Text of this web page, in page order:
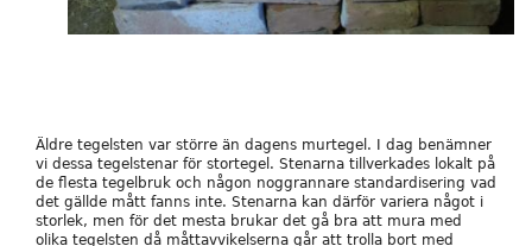
Äldre tegelsten var större än dagens murtegel. I dag benämner
vi dessa tegelstenar för stortegel. Stenarna tillverkades lokalt på
de flesta tegelbruk och någon noggrannare standardisering vad
det gällde mått fanns inte. Stenarna kan därför variera något i
storlek, men för det mesta brukar det gå bra att mura med
olika tegelsten då måttavvikelserna går att trolla bort med